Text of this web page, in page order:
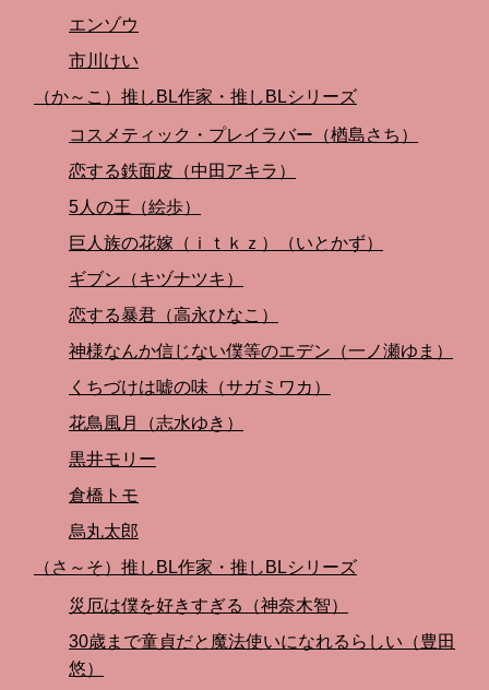
エンゾウ
市川けい
（か～こ）推しBL作家・推しBLシリーズ
コスメティック・プレイラバー（楢島さち）
恋する鉄面皮（中田アキラ）
5人の王（絵歩）
巨人族の花嫁（ｉｔｋｚ）（いとかず）
ギブン（キヅナツキ）
恋する暴君（高永ひなこ）
神様なんか信じない僕等のエデン（一ノ瀬ゆま）
くちづけは嘘の味（サガミワカ）
花鳥風月（志水ゆき）
黒井モリー
倉橋トモ
烏丸太郎
（さ～そ）推しBL作家・推しBLシリーズ
災厄は僕を好きすぎる（神奈木智）
30歳まで童貞だと魔法使いになれるらしい（豊田
悠）